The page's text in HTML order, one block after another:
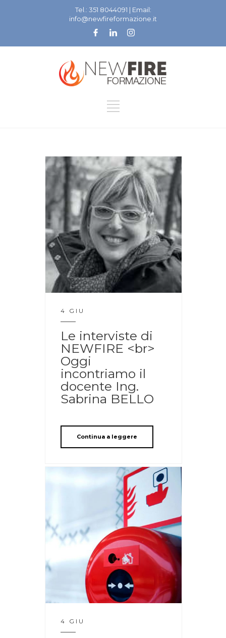
Tel.: 351 8044091 | Email:
info@newfireformazione.it
4 GIU
Le interviste di
NEWFIRE <br>
Oggi
incontriamo il
docente Ing.
Sabrina BELLO
Continua a leggere
4 GIU